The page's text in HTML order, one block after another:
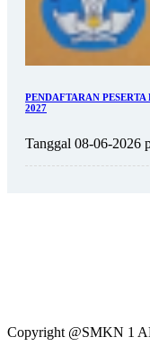
PENDAFTARAN
2027
Tanggal 08-06-2026
Copyright @SMKN 1